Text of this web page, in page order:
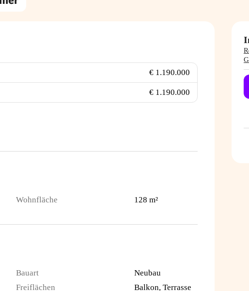
€ 1.190.000
€ 1.190.000
Wohnfläche 128 m²
Bauart
Neubau
Freiflächen
Balkon, Terrasse